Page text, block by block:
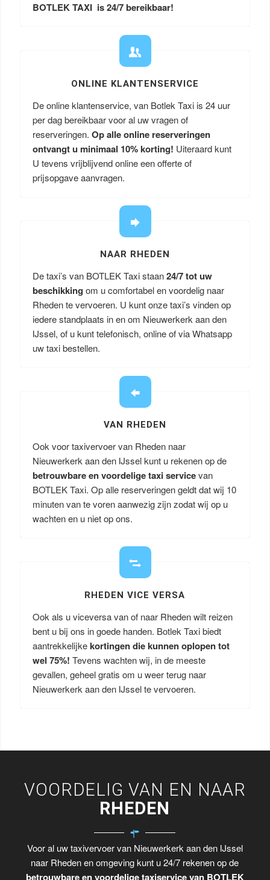
BOTLEK TAXI is 24/7 bereikbaar!
ONLINE KLANTENSERVICE
De online klantenservice, van Botlek Taxi is 24 uur
per dag bereikbaar voor al uw vragen of
reserveringen. Op alle online reserveringen
ontvangt u minimaal 10% korting! Uiteraard kunt
U tevens vrijblijvend online een offerte of
prijsopgave aanvragen.
NAAR RHEDEN
De taxi’s van BOTLEK Taxi staan24/7 tot uw
beschikking om u comfortabel en voordelig naar
Rheden te vervoeren. U kunt onze taxi’s vinden op
iedere standplaats in en om Nieuwerkerk aan den
IJssel, of u kunt telefonisch, online of via Whatsapp
uw taxi bestellen.
VAN RHEDEN
Ook voor taxivervoer van Rheden naar
Nieuwerkerk aan den IJssel kunt u rekenen op de
betrouwbare en voordelige taxi servicevan
BOTLEK Taxi. Op alle reserveringen geldt dat wij 10
minuten van te voren aanwezig zijn zodat wij op u
wachten en u niet op ons.
RHEDEN VICE VERSA
Ook als u viceversa van of naar Rheden wilt reizen
bent u bij ons in goede handen. Botlek Taxi biedt
aantrekkelijkekortingen die kunnen oplopen tot
wel 75%! Tevens wachten wij, in de meeste
gevallen, geheel gratis om u weer terug naar
Nieuwerkerk aan den IJssel te vervoeren.
VOORDELIG VAN EN NAAR
RHEDEN
Voor al uw taxivervoer van Nieuwerkerk aan den IJssel
naar Rheden en omgeving kunt u 24/7 rekenen op de
betrouwbare en voordelige taxiservice van BOTLEK